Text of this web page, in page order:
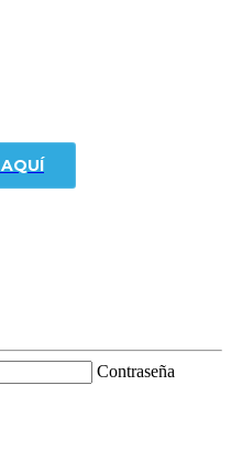
Contraseña